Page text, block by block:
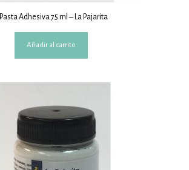
Pasta Adhesiva 75 ml – La Pajarita
Añadir al carrito